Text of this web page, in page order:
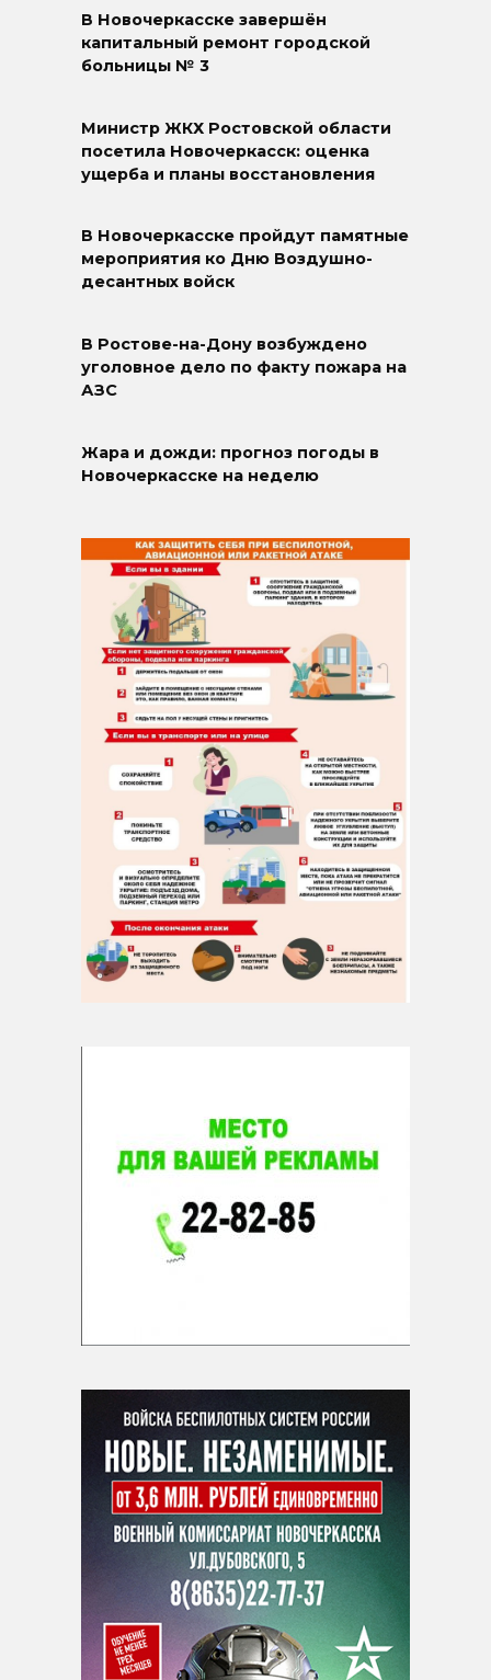
В Новочеркасске завершён
капитальный ремонт городской
больницы № 3
Министр ЖКХ Ростовской области
посетила Новочеркасск: оценка
ущерба и планы восстановления
В Новочеркасске пройдут памятные
мероприятия ко Дню Воздушно-
десантных войск
В Ростове-на-Дону возбуждено
уголовное дело по факту пожара на
АЗС
Жара и дожди: прогноз погоды в
Новочеркасске на неделю